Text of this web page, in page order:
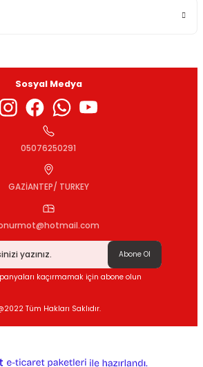
Gönder
Sosyal Medya
05076250291
GAZİANTEP/ TURKEY
Abone Ol
kaçırmamak için abone olun
Tüm Hakları Saklıdır.
ideasoft e-